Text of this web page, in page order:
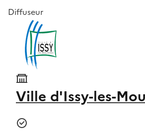
Diffuseur
Ville d'Issy-les-